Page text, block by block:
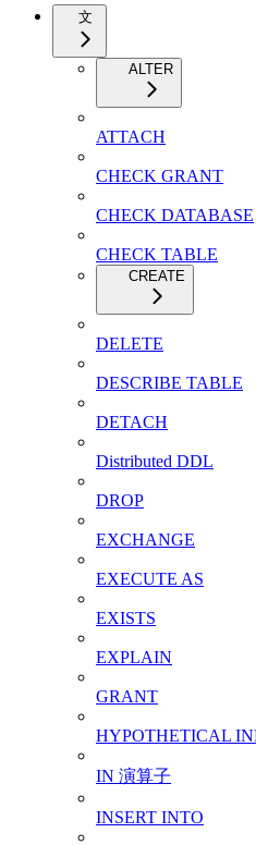
文
ALTER
ATTACH
CHECK GRANT
CHECK DATABASE
CHECK TABLE
CREATE
DELETE
DESCRIBE TABLE
DETACH
Distributed DDL
DROP
EXCHANGE
EXECUTE AS
EXISTS
EXPLAIN
GRANT
HYPOTHETICAL
IN 演算子
INSERT INTO